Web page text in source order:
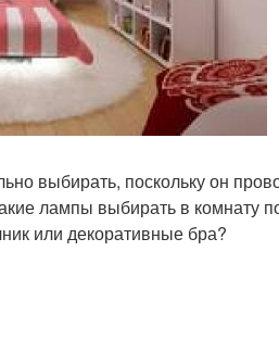
выбирать, поскольку он
лампы выбирать в комнату
или декоративные бра?